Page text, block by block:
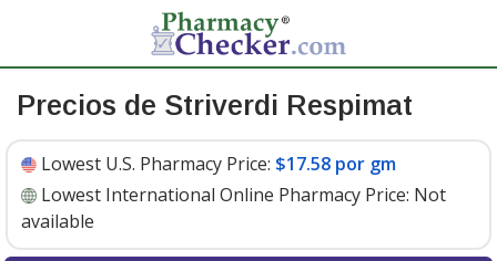
Precios de Striverdi Respimat
Lowest U.S. Pharmacy Price: $17.58 por gm
Lowest International Online Pharmacy Price: Not
available